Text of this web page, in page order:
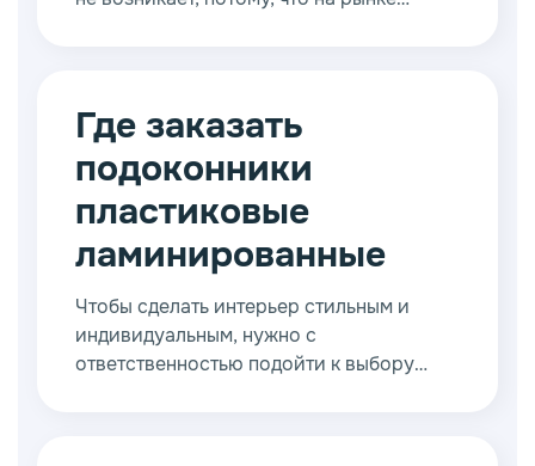
также обладают привлекательным
внешним видом.
Где заказать
подоконники
пластиковые
ламинированные
Чтобы сделать интерьер стильным и
индивидуальным, нужно с
ответственностью подойти к выбору